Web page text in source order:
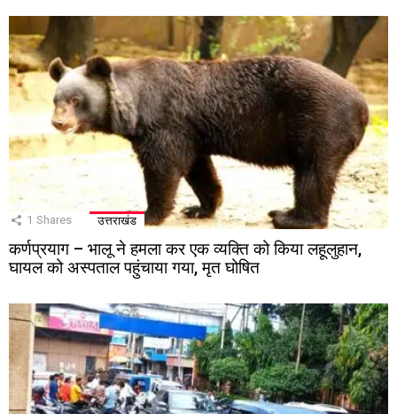
1 Shares उत्तराखंड
कर्णप्रयाग – भालू ने हमला कर एक व्यक्ति को किया लहूलुहान,
घायल को अस्पताल पहुंचाया गया, मृत घोषित